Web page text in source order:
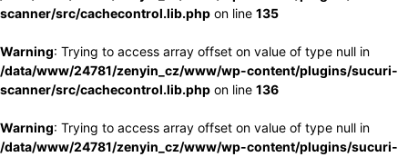
scanner/src/cachecontrol.lib.php on line 135
Warning: Trying to access array offset on value of type null in
/data/www/24781/zenyin_cz/www/wp-content/plugins/sucuri-
scanner/src/cachecontrol.lib.php on line 136
Warning: Trying to access array offset on value of type null in
/data/www/24781/zenyin_cz/www/wp-content/plugins/sucuri-